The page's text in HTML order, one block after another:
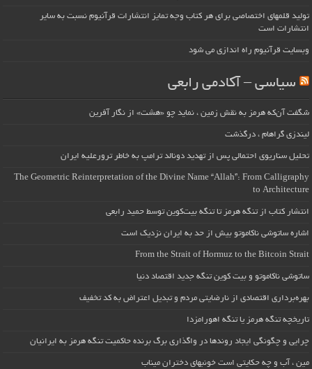
تولید قلمهای اختصاصی برای هر کتاب وجه تمایز انتشارات قرآنیوم نسبت به سایر
انتشارات است
وبسایت قرآنیوم راه اندازی می شود
سیاسی – آکادمی رابعی
شگفت آن‌که هرمز به نقش زمین ، نماید چو «هشت» از نگار آفرین
لیندزی گراهام ، درگذشت
تحلیل سناریوی احتمالی پس از تهدید دونالد ترامپ به خاطر ترورعلیه ایران
The Geometric Reinterpretation of the Divine Name “Allah”: From Calligraphy
to Architecture
انتشار کتاب از تنگه هرمز تا تنگه بیت‌کوین توسط حمید رابعی
اشاره ساتوشی ناکاموتو بیش از حد به ایران نزدیک است
From the Strait of Hormuz to the Bitcoin Strait
ساتوشی ناکاموتو و بیت کوین تنگه جدید اقتصاد دنیا
بهره‌برداری اقتصادی از نارضایتی مردم و تبدیل اعتراض به کد تخفیف
تاریخچه تنگه هرمز یا تنگه اهورامزدا
چرایی و چگونگی ایجاد روندها در واگذاری برگ برنده حاکمیت تنگه هرمز به ایرانیان
مین ، آب و چه حکایتی است خونبهای دختران میناب